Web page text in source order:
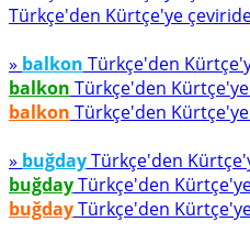
Türkçe'den Kürtçe'ye
» balkon Türkçe'den
balkon Türkçe'den
balkon Türkçe'den
» buğdayTürkçe'den
buğdayTürkçe'den
buğdayTürkçe'den